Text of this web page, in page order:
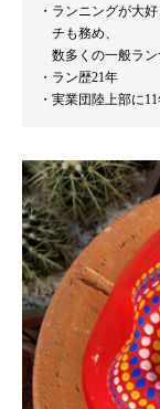
ランニングが大
チも務め、
数多くの一般ラ
ラン歴21年
実業団陸上部に